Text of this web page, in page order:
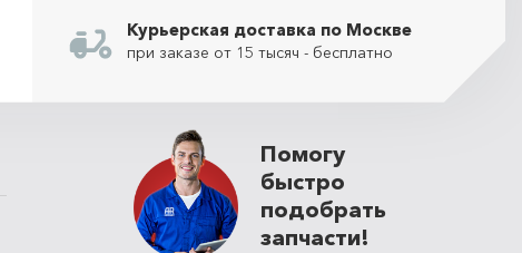
Курьерская доставка по Москве
при заказе от 15 тысяч - бесплатно
Помогу
быстро
подобрать
запчасти!